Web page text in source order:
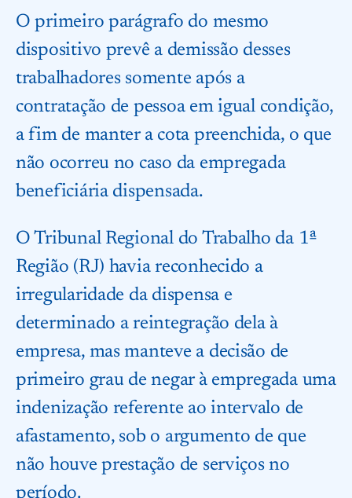
O primeiro parágrafo do mesmo
dispositivo prevê a demissão desses
trabalhadores somente após a
contratação de pessoa em igual condição,
a fim de manter a cota preenchida, o que
não ocorreu no caso da empregada
beneficiária dispensada.
O Tribunal Regional do Trabalho da 1ª
Região (RJ) havia reconhecido a
irregularidade da dispensa e
determinado a reintegração dela à
empresa, mas manteve a decisão de
primeiro grau de negar à empregada uma
indenização referente ao intervalo de
afastamento, sob o argumento de que
não houve prestação de serviços no
período.